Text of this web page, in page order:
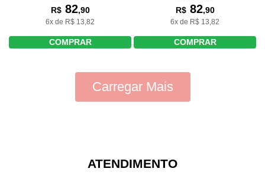
R$82,90
6x de R$ 13,82
COMPRAR
R$82,90
6x de R$ 13,82
COMPRAR
Carregar Mais
ATENDIMENTO